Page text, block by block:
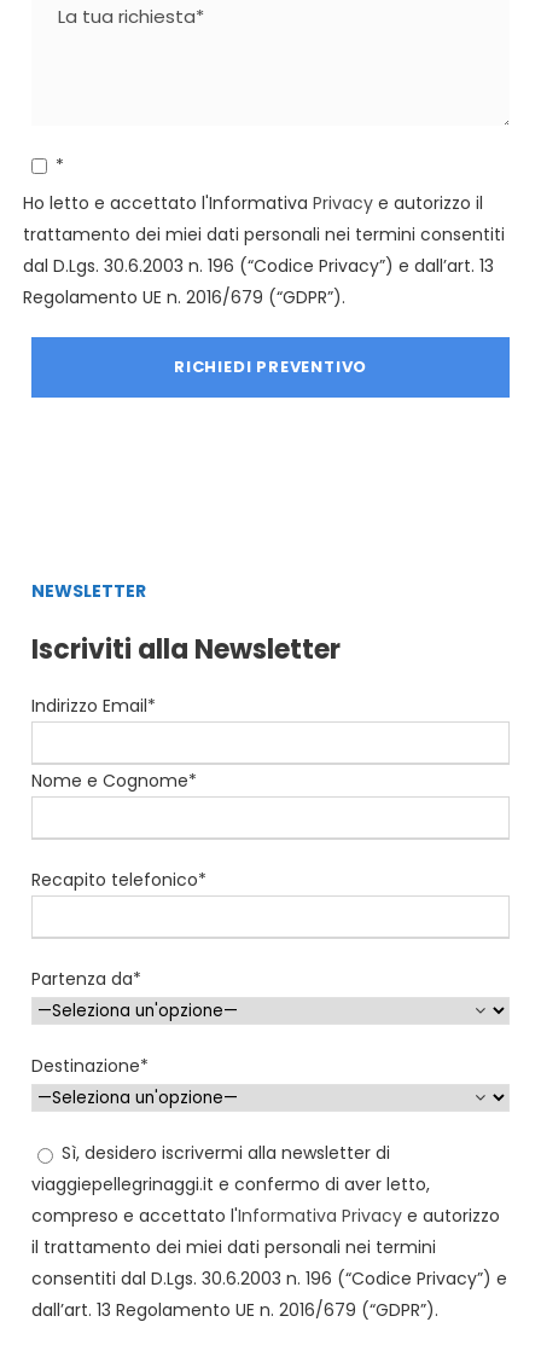
*
Ho letto e accettato l'Informativa Privacy e autorizzo il
trattamento dei miei dati personali nei termini consentiti
dal D.Lgs. 30.6.2003 n. 196 (“Codice Privacy”) e dall’art. 13
Regolamento UE n. 2016/679 (“GDPR”).
NEWSLETTER
Iscriviti alla Newsletter
Indirizzo Email*
Nome e Cognome*
Recapito telefonico*
Partenza da*
Destinazione*
Sì, desidero iscrivermi alla newsletter di
viaggiepellegrinaggi.it e confermo di aver letto,
compreso e accettato l'Informativa Privacy e autorizzo
il trattamento dei miei dati personali nei termini
consentiti dal D.Lgs. 30.6.2003 n. 196 (“Codice Privacy”) e
dall’art. 13 Regolamento UE n. 2016/679 (“GDPR”).